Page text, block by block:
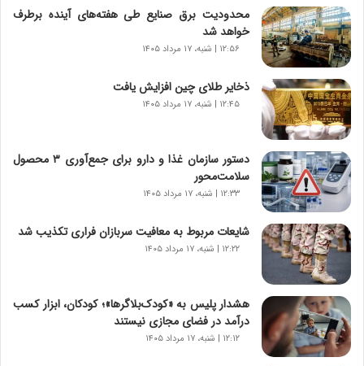
و
ر
و
ش
ن
ا
س
ت
|
ب
ر
ن
ا
م
ج
د
ی
د
ا
محدودیت‌ برق صنایع طی هفته‌های آینده برطرف
خواهد شد
۱۲:۵۶ | شنبه، ۱۷ مرداد ۱۴۰۵
ذخایر طلای چین افزایش یافت
۱۲:۴۵ | شنبه، ۱۷ مرداد ۱۴۰۵
دستور سازمان غذا و دارو برای جمع‌آوری ۳ محصول
سلامت‌محور
۱۲:۳۳ | شنبه، ۱۷ مرداد ۱۴۰۵
شایعات مربوط به معافیت سربازان فراری تکذیب شد
۱۲:۲۲ | شنبه، ۱۷ مرداد ۱۴۰۵
هشدار پلیس به «کودک‌بلاگرها»؛ کودکان، ابزار کسب
درآمد در فضای مجازی نیستند
۱۲:۱۲ | شنبه، ۱۷ مرداد ۱۴۰۵